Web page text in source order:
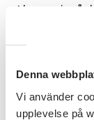
Denna
Vi använder
upplevelse på
I kursen ingår
Förkunskaper
Inga